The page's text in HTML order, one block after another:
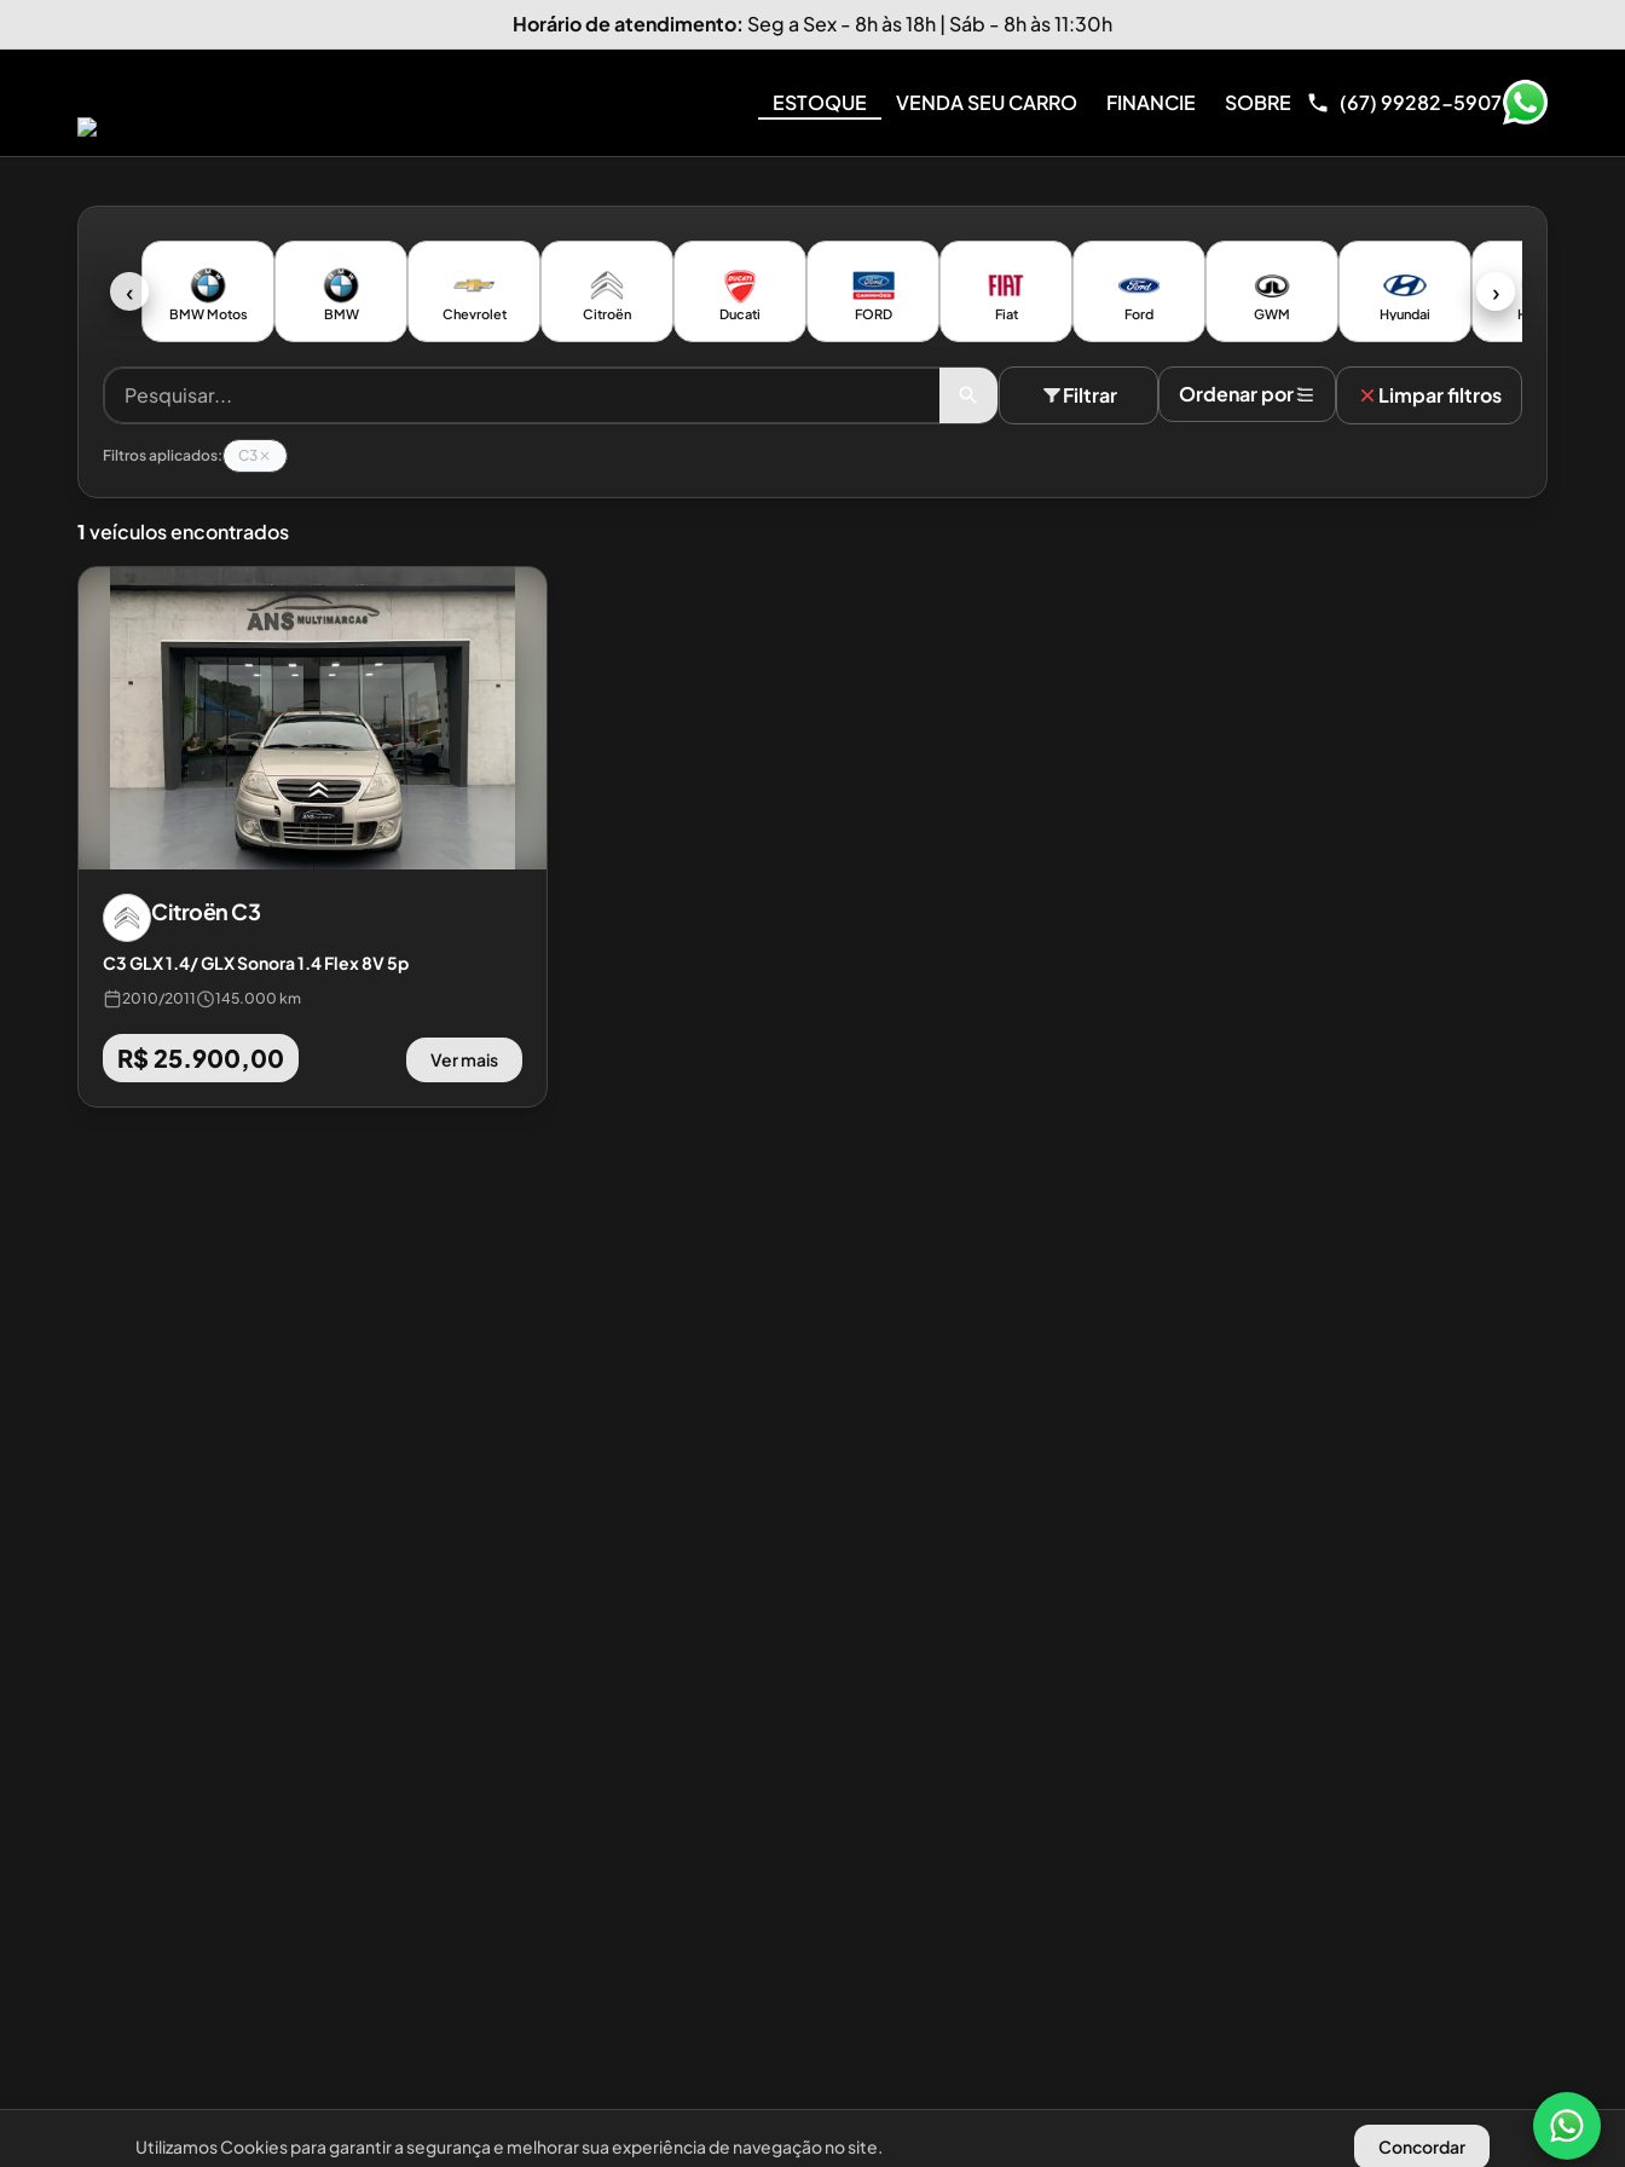
Horário de atendimento: Seg a Sex - 8h às 18h | Sáb - 8h às 11:30h
ESTOQUE VENDA SEU CARRO FINANCIE SOBRE (67) 99282-5907
‹ ›
BMW Motos BMW Chevrolet Citroën Ducati FORD Fiat Ford GWM Hyundai Honda
Filtrar Ordenar por Limpar filtros
Filtros aplicados: C3
1veículos encontrados
CitroënC3
C3 GLX 1.4/ GLX Sonora 1.4 Flex 8V 5p
2010/2011 145.000 km
R$ 25.900,00 Ver mais
Utilizamos Cookies para garantir a segurança e melhorar sua experiência de navegação no site. Concordar